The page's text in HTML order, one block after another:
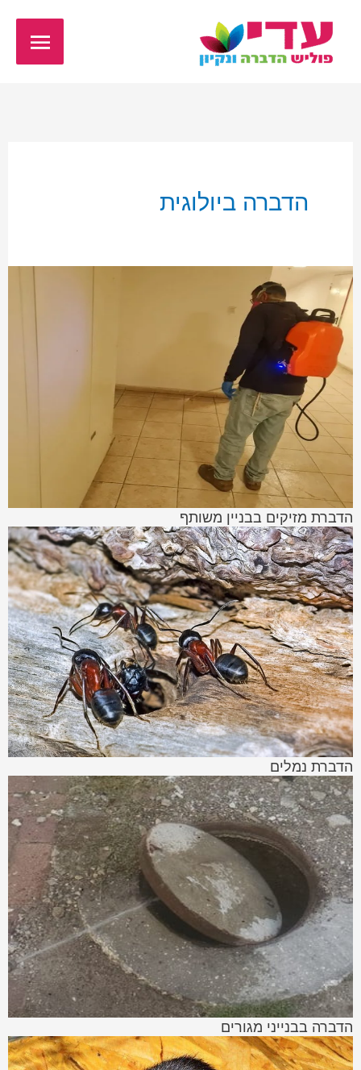
לתוכן
הדברה ביולוגית
הדברת מזיקים בבניין משותף
הדברת נמלים
הדברה בבנייני מגורים